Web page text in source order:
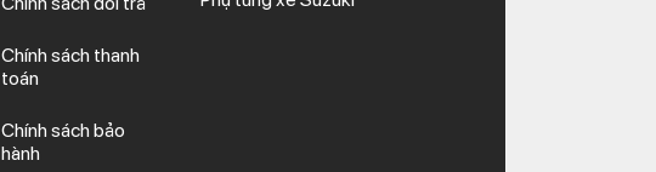
Chính sách thanh
toán
Chính sách bảo
hành